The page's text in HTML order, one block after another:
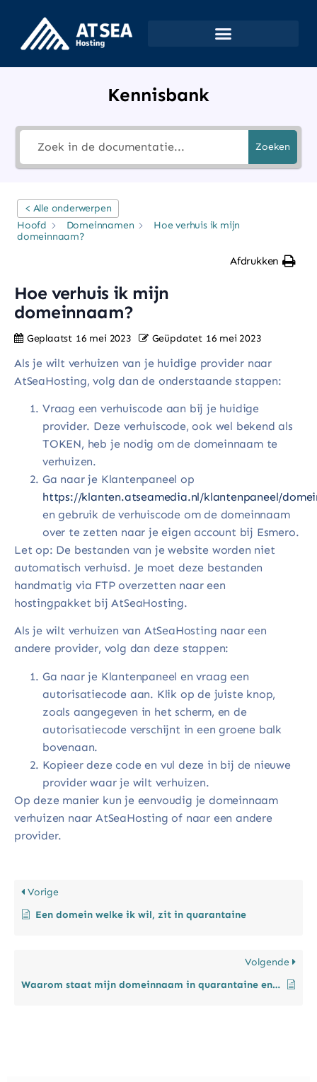
Kennisbank
Zoeken
< Alle onderwerpen
Hoofd
Domeinnamen
Hoe verhuis ik mijn
domeinnaam?
Afdrukken
Hoe verhuis ik mijn
domeinnaam?
Geplaatst 16 mei 2023 Geüpdatet 16 mei 2023
Als je wilt verhuizen van je huidige provider naar
AtSeaHosting, volg dan de onderstaande stappen:
Vraag een verhuiscode aan bij je huidige
provider. Deze verhuiscode, ook wel bekend als
TOKEN, heb je nodig om de domeinnaam te
verhuizen.
Ga naar je Klantenpaneel op
https://klanten.atseamedia.nl/klantenpaneel/
en gebruik de verhuiscode om de domeinnaam
over te zetten naar je eigen account bij Esmero.
Let op: De bestanden van je website worden niet
automatisch verhuisd. Je moet deze bestanden
handmatig via FTP overzetten naar een
hostingpakket bij AtSeaHosting.
Als je wilt verhuizen van AtSeaHosting naar een
andere provider, volg dan deze stappen:
Ga naar je Klantenpaneel en vraag een
autorisatiecode aan. Klik op de juiste knop,
zoals aangegeven in het scherm, en de
autorisatiecode verschijnt in een groene balk
bovenaan.
Kopieer deze code en vul deze in bij de nieuwe
provider waar je wilt verhuizen.
Op deze manier kun je eenvoudig je domeinnaam
verhuizen naar AtSeaHosting of naar een andere
provider.
Vorige
Een domein welke ik wil, zit in quarantaine
Volgende
Waarom staat mijn domeinnaam in quarantaine en wat moet ik nu doen?